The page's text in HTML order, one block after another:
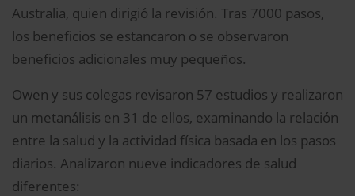
Australia, quien dirigió la revisión. Tras 7000 pasos,
los beneficios se estancaron o se observaron
beneficios adicionales muy pequeños.
Owen y sus colegas revisaron 57 estudios y realizaron
un metanálisis en 31 de ellos, examinando la relación
entre la salud y la actividad física basada en los pasos
diarios. Analizaron nueve indicadores de salud
diferentes: